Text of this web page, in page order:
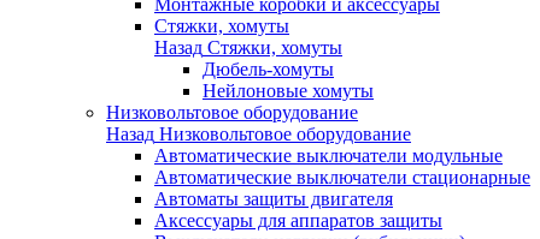
Монтажные коробки и аксессуары
Стяжки, хомуты
Назад Стяжки, хомуты
Дюбель-хомуты
Нейлоновые хомуты
Низковольтовое оборудование
Назад Низковольтовое оборудование
Автоматические выключатели модульные
Автоматические выключатели стационарные
Автоматы защиты двигателя
Аксессуары для аппаратов защиты